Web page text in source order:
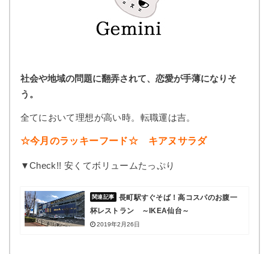
社会や地域の問題に翻弄されて、恋愛が手薄になりそ
う。
全てにおいて理想が高い時。転職運は吉。
☆今月のラッキーフード☆ キアヌサラダ
▼Check!! 安くてボリュームたっぷり
長町駅すぐそば！高コスパのお腹一
杯レストラン ～IKEA仙台～
2019年2月26日